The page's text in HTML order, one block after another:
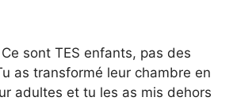
sont TES enfants, pas des
as transformé leur chambre en
adultes et tu les as mis dehors